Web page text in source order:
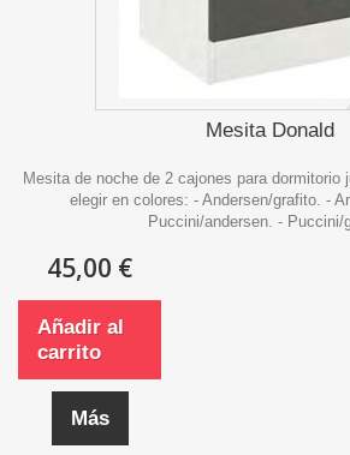
Mesita Donald
Mesita de noche de 2 cajones para dormitorio
elegir en colores: - Andersen/grafito. -
Puccini/andersen. - Puccini/
45,00 €
Añadir al
carrito
Más